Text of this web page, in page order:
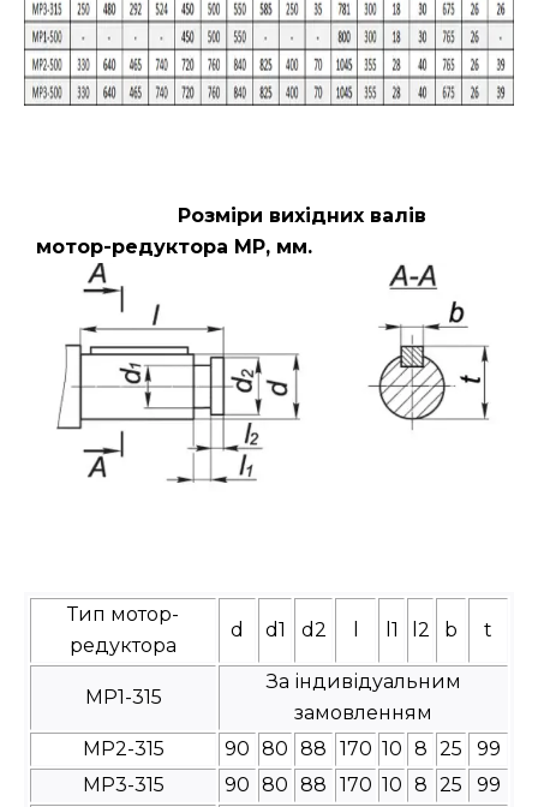
Розміри вихідних валів
мотор-редуктора МР, мм.
Тип мотор-
редуктора
d d1 d2 l1 l2 b t
МР1-315
За індивідуальним
замовленням
МР2-315
90 80 88 170 10 8 25
99
МР3-315
90 80 88 170 10 8 25 99